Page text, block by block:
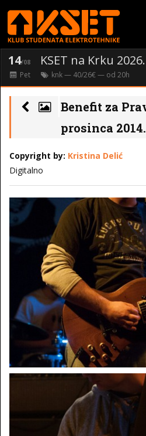
14/08 KSET na Krku 2026.
Pet knk— 40/26€ — od 20h
Benefit za
prosinca 2014.
Copyright by: Kristina Delić
Digitalno